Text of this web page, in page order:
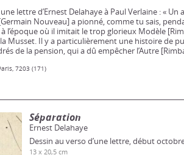
lettre d’Ernest Delahaye à Paul Verlaine : « Un
Nouveau] a pionné, comme tu sais,
à l’époque où il imitait le trop glorieux Modèle
la Musset. Il y a particulièrement une histoire de
de la pension, qui a dû empêcher l’Autre
7203 (171)
Séparation
Ernest Delahaye
Dessin au verso d’une lettre, début
13 x 20,5 cm